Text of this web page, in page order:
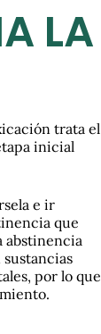
LA
trata el
inicial
e ir
que
abstinencia
por lo que